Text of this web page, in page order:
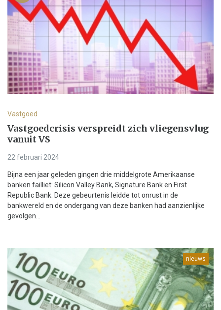
Vastgoed
Vastgoedcrisis verspreidt zich vliegensvlug
vanuit VS
22 februari 2024
Bijna een jaar geleden gingen drie middelgrote Amerikaanse
banken failliet: Silicon Valley Bank, Signature Bank en First
Republic Bank. Deze gebeurtenis leidde tot onrust in de
bankwereld en de ondergang van deze banken had aanzienlijke
gevolgen...
nieuws